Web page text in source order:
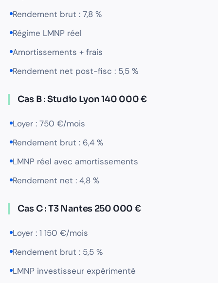
Rendement brut : 7,8 %
Régime LMNP réel
Amortissements + frais
Rendement net post-fisc : 5,5 %
Cas B : Studio Lyon 140 000 €
Loyer : 750 €/mois
Rendement brut : 6,4 %
LMNP réel avec amortissements
Rendement net : 4,8 %
Cas C : T3 Nantes 250 000 €
Loyer : 1 150 €/mois
Rendement brut : 5,5 %
LMNP investisseur expérimenté